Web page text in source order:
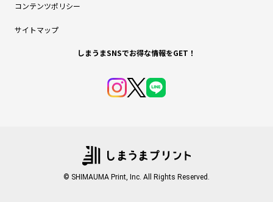
コンテンツポリシー
サイトマップ
しまうまSNSでお得な情報をGET！
© SHIMAUMA Print, Inc. All Rights Reserved.